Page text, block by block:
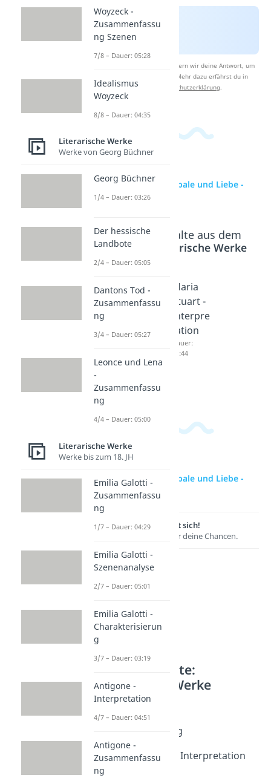
Nach Beantwortung speichern wir deine Antwort, um
Studyflix zu verbessern. Mehr dazu erfährst du in
unserer
Datenschutzerklärung.
zur Videoseite: Kabale und Liebe -
Interpretation
Beliebte Inhalte aus dem
Bereich
Literarische Werke
Kabale
und
Liebe -
Charakt
ng
Maria
Stuart -
menfas
Dauer:
04:56
Maria
Stuart -
Interpre
tation
Dauer:
04:44
zur Videoseite: Kabale und Liebe -
Interpretation
Lernen lohnt sich!
Entdecke hier deine Chancen.
Weitere Inhalte:
Literarische Werke
Kabale und Liebe
Kabale und Liebe -
Zusammenfassung
Dauer: 04:47
Kabale und Liebe - Interpretation
Dauer: 04:59
Woyzeck -
Zusammenfassu
ng Szenen
7/8 – Dauer: 05:28
Idealismus
Woyzeck
8/8 – Dauer: 04:35
Literarische Werke
Werke von Georg Büchner
Georg Büchner
1/4 – Dauer: 03:26
Der hessische
Landbote
2/4 – Dauer: 05:05
Dantons Tod -
Zusammenfassu
ng
3/4 – Dauer: 05:27
Leonce und Lena
-
Zusammenfassu
ng
4/4 – Dauer: 05:00
Literarische Werke
Werke bis zum 18. JH
Emilia Galotti -
Zusammenfassu
ng
1/7 – Dauer: 04:29
Emilia Galotti -
Szenenanalyse
2/7 – Dauer: 05:01
Emilia Galotti -
Charakterisierun
g
3/7 – Dauer: 03:19
Antigone -
Interpretation
4/7 – Dauer: 04:51
Antigone -
Zusammenfassu
ng